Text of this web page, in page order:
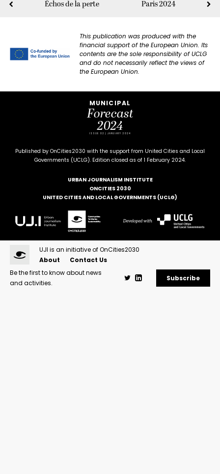
Échos de la perte Paris 2024
This publication was produced with the
financial support of the European Union. Its
contents are the sole responsibility of UCLG
and do not necessarily reflect the views of
the European Union.
MUNICIPAL
Forecast
2024
ISSUE 02 | JANUARY 2024
Published by OnCities2030 with the support from United Cities and Local
Governments (UCLG). Edition closed as of 1 February 2024.
URBAN JOURNALISM INSTITUTE
ONCITIES 2030
UNITED CITIES AND LOCAL GOVERNMENTS (UCLG)
UJI is an initiative of OnCities2030
About
Contact Us
Be the first to know about news
and activities.
Subscribe